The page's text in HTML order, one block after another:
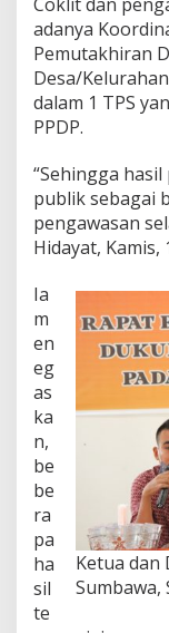
adanya
Pemutakhiran
Desa/
dalam 1 TPS
PPDP.
“Sehingga
publik sebagai
pengawasan
Hidayat, Kamis,
Ketua dan
Sumbawa,
Ia
m
en
eg
as
ka
n,
be
be
ra
pa
ha
sil
te